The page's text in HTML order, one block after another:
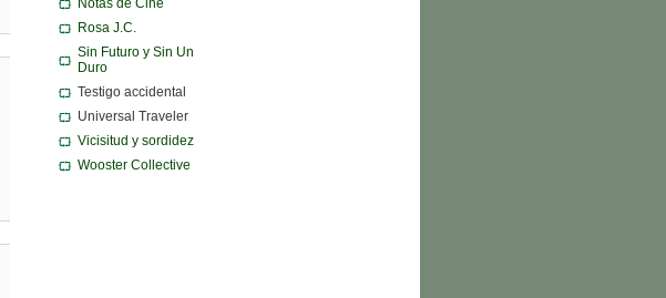
Rosa J.C.
Sin Futuro y Sin Un
Duro
Testigo accidental
Universal Traveler
Vicisitud y sordidez
Wooster Collective